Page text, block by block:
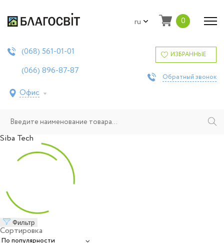
ru 0
(068) 561-01-01
(066) 896-87-87
Офис
ИЗБРАННЫЕ
Обратный звонок
Siba Tech
Фильтр
Сортировка